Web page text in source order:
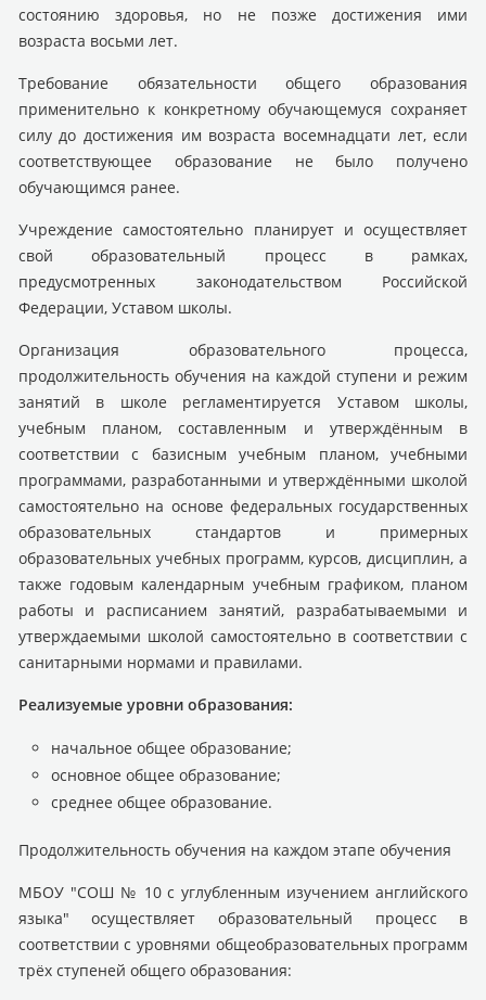
состоянию здоровья, но не позже достижения ими
возраста восьми лет.
Требование обязательности общего образования
применительно к конкретному обучающемуся сохраняет
силу до достижения им возраста восемнадцати лет, если
соответствующее образование не было получено
обучающимся ранее.
Учреждение самостоятельно планирует и осуществляет
свой образовательный процесс в рамках,
предусмотренных законодательством Российской
Федерации, Уставом школы.
Организация образовательного процесса,
продолжительность обучения на каждой ступени и режим
занятий в школе регламентируется Уставом школы,
учебным планом, составленным и утверждённым в
соответствии с базисным учебным планом, учебными
программами, разработанными и утверждёнными школой
самостоятельно на основе федеральных государственных
образовательных стандартов и примерных
образовательных учебных программ, курсов, дисциплин, а
также годовым календарным учебным графиком, планом
работы и расписанием занятий, разрабатываемыми и
утверждаемыми школой самостоятельно в соответствии с
санитарными нормами и правилами.
Реализуемые уровни образования:
начальное общее образование;
основное общее образование;
среднее общее образование.
Продолжительность обучения на каждом этапе обучения
МБОУ "СОШ № 10 с углубленным изучением английского
языка" осуществляет образовательный процесс в
соответствии с уровнями общеобразовательных программ
трёх ступеней общего образования: